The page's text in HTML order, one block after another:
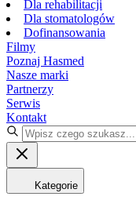
Dla rehabilitacji
Dla stomatologów
Dofinansowania
Filmy
Poznaj Hasmed
Nasze marki
Partnerzy
Serwis
Kontakt
Kategorie